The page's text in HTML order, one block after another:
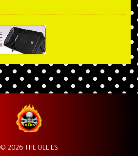
© 2026 THE OLLIES